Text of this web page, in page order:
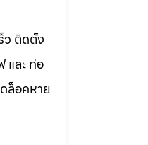
ว ติดตั้ง
และ ท่อ
ล็อคหาย